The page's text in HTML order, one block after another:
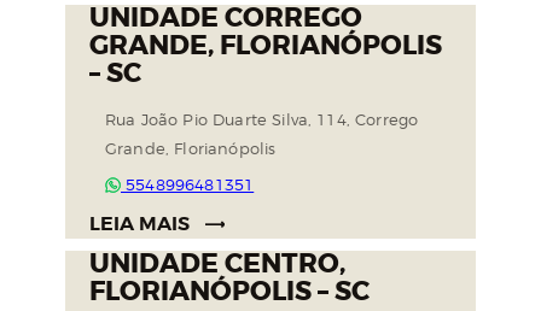
UNIDADE CORREGO
GRANDE, FLORIANÓPOLIS
– SC
Rua João Pio Duarte Silva, 114, Corrego
Grande, Florianópolis
5548996481351
LEIA MAIS
UNIDADE CENTRO,
FLORIANÓPOLIS – SC